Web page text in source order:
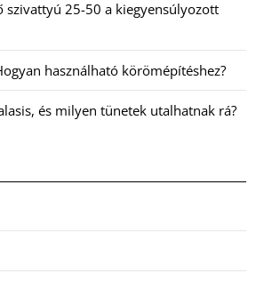
szivattyú 25-50 a kiegyensúlyozott
használható körömépítéshez?
és milyen tünetek utalhatnak rá?